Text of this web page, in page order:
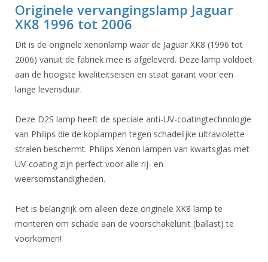
Originele vervangingslamp Jaguar
XK8 1996 tot 2006
Dit is de originele xenonlamp waar de Jaguar XK8 (1996 tot
2006) vanuit de fabriek mee is afgeleverd. Deze lamp voldoet
aan de hoogste kwaliteitseisen en staat garant voor een
lange levensduur.
Deze D2S lamp heeft de speciale anti-UV-coatingtechnologie
van Philips die de koplampen tegen schadelijke ultraviolette
stralen beschermt. Philips Xenon lampen van kwartsglas met
UV-coating zijn perfect voor alle rij- en
weersomstandigheden.
Het is belangrijk om alleen deze originele XK8 lamp te
monteren om schade aan de voorschakelunit (ballast) te
voorkomen!